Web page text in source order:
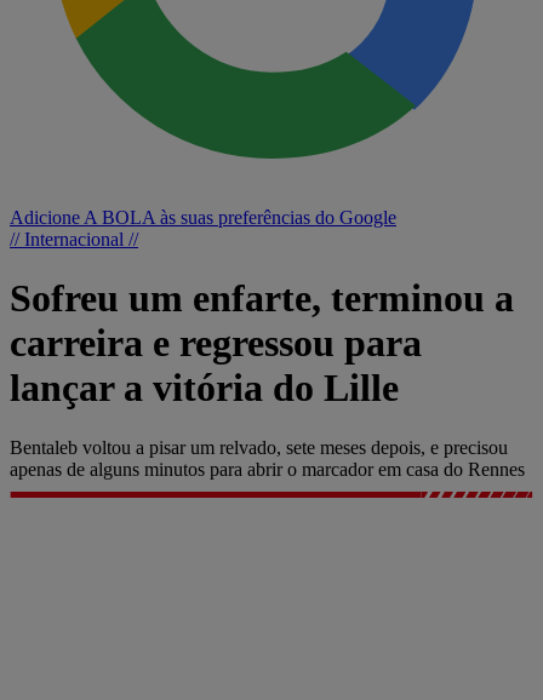
Adicione A BOLA às suas preferências do Google
// Internacional //
Sofreu um enfarte, terminou a
carreira e regressou para
lançar a vitória do Lille
Bentaleb voltou a pisar um relvado, sete meses depois, e precisou
apenas de alguns minutos para abrir o marcador em casa do Rennes